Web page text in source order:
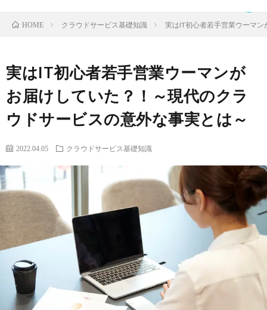
ウ
SaaS
HOME クラウドサービス基礎知識 実はIT初心者若手営業ウーマ
実はIT初心者若手営業ウーマンが
お届けしていた？！～現代のクラ
ウドサービスの意外な事実とは～
2022.04.05 クラウドサービス基礎知識